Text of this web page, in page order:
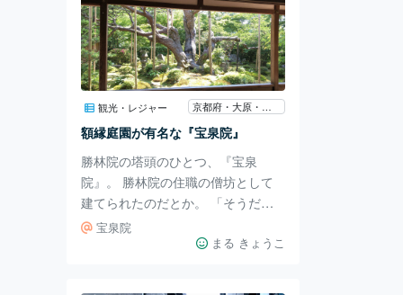
観光・レジャー
額縁庭園が有名な『宝泉院』
勝林院の塔頭のひとつ、『宝泉
院』。 勝林院の住職の僧坊として
建てられたのだとか。 「そうだ京
都、行こう。」のCMで、額縁庭園
が有名になりました。 いつも人が
宝泉院
まる きょうこ